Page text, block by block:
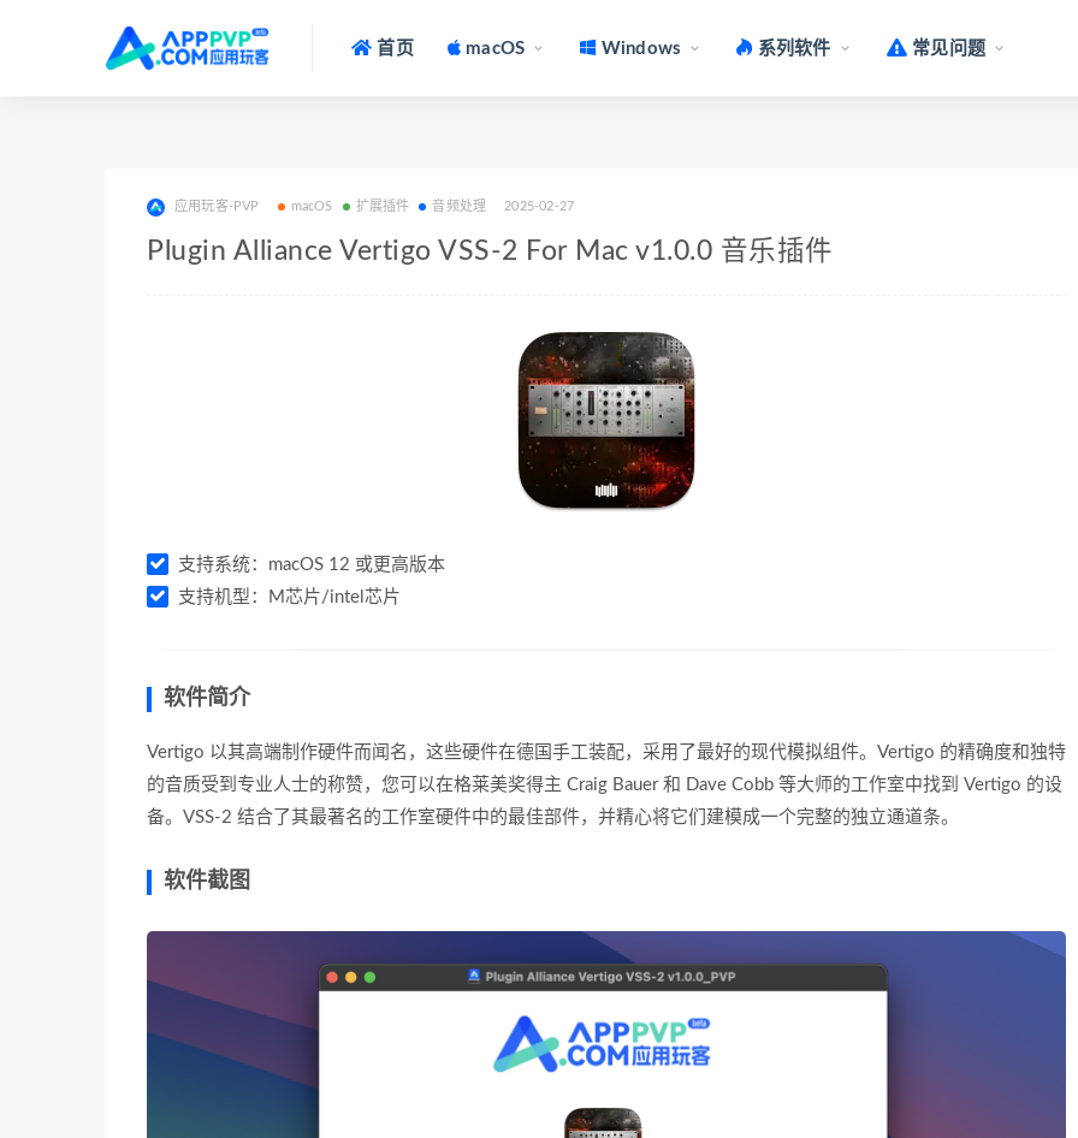
首页 macOS Windows 系列软件 常见问题
应用玩客-PVP macOS 扩展插件 音频处理 2025-02-27
Plugin Alliance Vertigo VSS-2 For Mac v1.0.0 音乐插件
支持系统：macOS 12 或更高版本
支持机型：M芯片/intel芯片
软件简介
Vertigo 以其高端制作硬件而闻名，这些硬件在德国手工装配，采用了最好的现代模拟组件。Vertigo 的精确度和独特
的音质受到专业人士的称赞，您可以在格莱美奖得主 Craig Bauer 和 Dave Cobb 等大师的工作室中找到 Vertigo 的设
备。VSS-2 结合了其最著名的工作室硬件中的最佳部件，并精心将它们建模成一个完整的独立通道条。
软件截图